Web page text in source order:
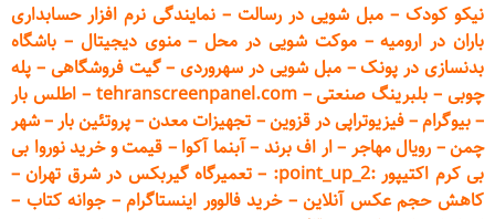
نیکو کودک – مبل شویی در رسالت – نمایندگی نرم افزار حسابداری
باران در ارومیه–موکت شویی در محل–منوی دیجیتال – باشگاه
بدنسازی در پونک–مبل شویی در سهروردی–گیت فروشگاهی – پله
چوبی – بلبرینگ صنعتی–
tehranscreenpanel.com
–اطلس بار
–بیوگرام–فیزیوتراپی در قزوین– تجهیزات معدن–پروتئین بار–شهر
چمن– رویال مهاجر –ار اف برند –آبنما آکوا – قیمت و خرید نوروا بی
بی کرم اکتیپور :point_up_2:
– تعمیرگاه گیربکس در شرق تهران–
کاهش حجم عکس آنلاین–خرید فالوور اینستاگرام–جوانه کتاب –